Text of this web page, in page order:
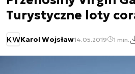
Turystyczne loty
KWKarol Wojsław14.05.2019 1 min.